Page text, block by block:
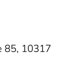
85, 10317